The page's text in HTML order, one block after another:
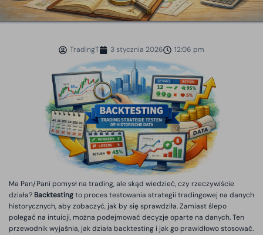
TradingT 3 stycznia 2026 12:06 pm
Ma Pan/Pani pomysł na trading, ale skąd wiedzieć, czy rzeczywiście
działa? Backtestingto proces testowania strategii tradingowej na danych
historycznych, aby zobaczyć, jak by się sprawdziła. Zamiast ślepo
polegać na intuicji, można podejmować decyzje oparte na danych. Ten
przewodnik wyjaśnia, jak działa backtesting i jak go prawidłowo stosować.